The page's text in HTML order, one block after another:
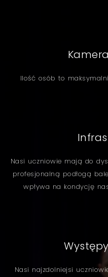
Ilość osób to
Nasi uczniowie mają do
profesjonalną podłogą
wpływa na kondycję
Nasi najzdolniejsi